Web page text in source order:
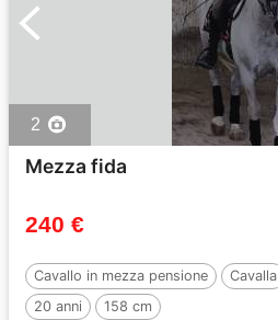
2
Mezza fida
240 €
Cavallo in mezza pensione Cavalla
20 anni
158 cm